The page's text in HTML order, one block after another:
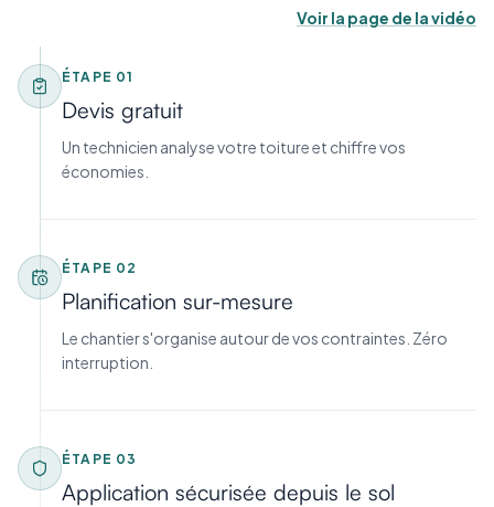
Voir la page de la vidéo
ÉTAPE 01
Devis gratuit
Un technicien analyse votre toiture et chiffre vos
économies.
ÉTAPE 02
Planification sur-mesure
Le chantier s'organise autour de vos contraintes. Zéro
interruption.
ÉTAPE 03
Application sécurisée depuis le sol